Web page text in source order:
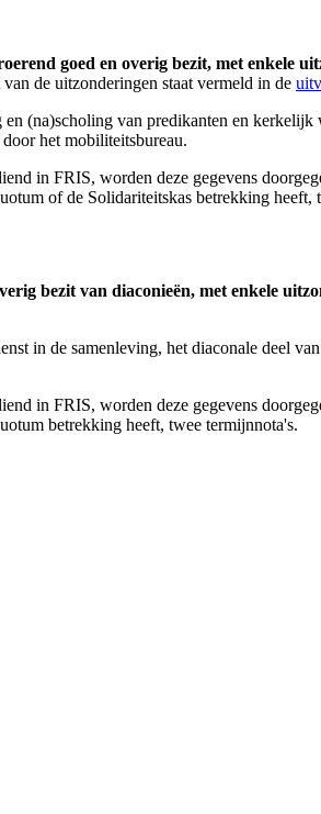
goed en overig bezit, met enkele
de uitzonderingen staat vermeld in de
(na)scholing van predikanten en
het mobiliteitsbureau.
in FRIS, worden deze gegevens
of de Solidariteitskas betrekking heeft,
bezit van diaconieën, met enkele
in de samenleving, het diaconale deel
in FRIS, worden deze gegevens
betrekking heeft, twee termijnnota's.